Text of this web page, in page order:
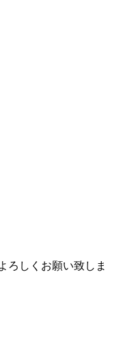
ろしくお願い致しま